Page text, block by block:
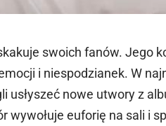
swoich fanów. Jego
i niespodzianek. W
usłyszeć nowe utwory z
wywołuje euforię na sali i